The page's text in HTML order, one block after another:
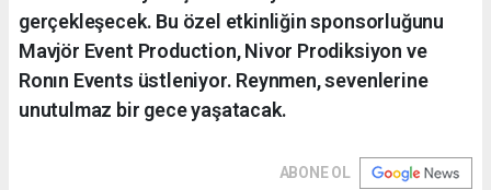
gerçekleşecek. Bu özel etkinliğin sponsorluğunu
Mavjör Event Production, Nivor Prodiksiyon ve
Ronın Events üstleniyor. Reynmen, sevenlerine
unutulmaz bir gece yaşatacak.
ABONE OL